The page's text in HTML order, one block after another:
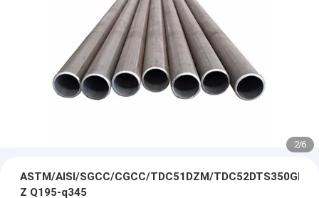
2/6
ASTM/AISI/SGCC/CGCC/TDC51DZM/TDC52DTS350GD/
Z Q195-q345